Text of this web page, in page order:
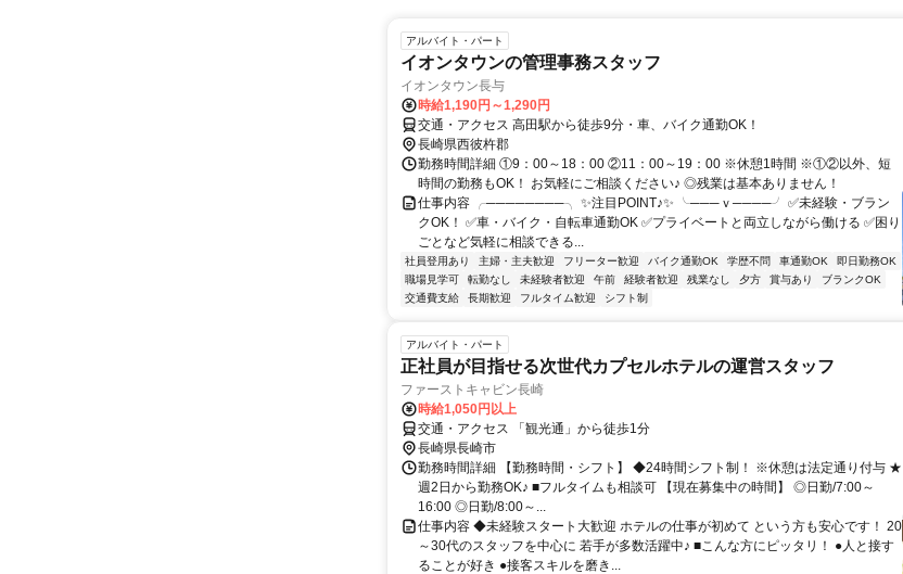
アルバイト・パート
イオンタウンの管理事務スタッフ
イオンタウン長与
時給1,190円～1,290円
交通・アクセス 高田駅から徒歩9分・車、バイク通勤OK！
長崎県西彼杵郡
勤務時間詳細 ①9：00～18：00 ②11：00～19：00 ※休憩1時間 ※①②以外、短
時間の勤務もOK！ お気軽にご相談ください♪ ◎残業は基本ありません！
仕事内容 ╭────────╮ ✨注目POINT♪✨ ╰───ｖ────╯ ✅未経験・ブラン
クOK！ ✅車・バイク・自転車通勤OK ✅プライベートと両立しながら働ける ✅困り
ごとなど気軽に相談できる...
社員登用あり 主婦・主夫歓迎 フリーター歓迎 バイク通勤OK 学歴不問 車通勤OK
即日勤務OK
職場見学可
転勤なし 未経験者歓迎 午前 経験者歓迎 残業なし 夕方 賞与あり
ブランクOK
交通費支給
長期歓迎 フルタイム歓迎 シフト制
アルバイト・パート
正社員が目指せる次世代カプセルホテルの運営スタッフ
ファーストキャビン長崎
時給1,050円以上
交通・アクセス 「観光通」から徒歩1分
長崎県長崎市
勤務時間詳細 【勤務時間・シフト】 ◆24時間シフト制！ ※休憩は法定通り付与 ★
週2日から勤務OK♪ ■フルタイムも相談可 【現在募集中の時間】 ◎日勤/7:00～
16:00 ◎日勤/8:00～...
仕事内容 ◆未経験スタート大歓迎 ホテルの仕事が初めて という方も安心です！ 20
～30代のスタッフを中心に 若手が多数活躍中♪ ■こんな方にピッタリ！ ●人と接す
ることが好き ●接客スキルを磨き...